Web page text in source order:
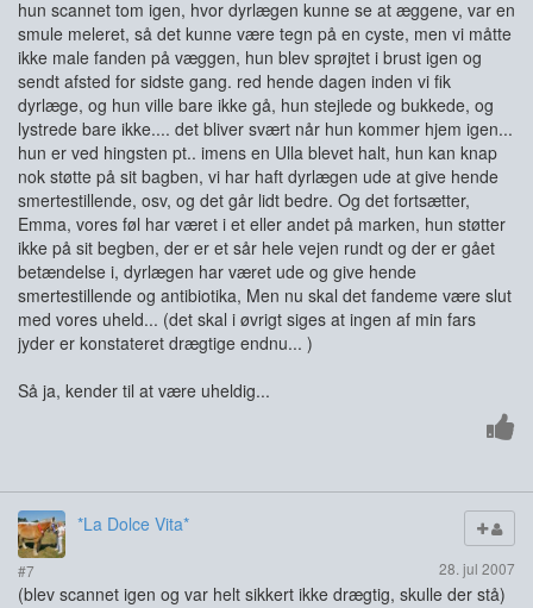
hun scannet tom igen, hvor dyrlægen kunne se at æggene, var en
smule meleret, så det kunne være tegn på en cyste, men vi måtte
ikke male fanden på væggen, hun blev sprøjtet i brust igen og
sendt afsted for sidste gang. red hende dagen inden vi fik
dyrlæge, og hun ville bare ikke gå, hun stejlede og bukkede, og
lystrede bare ikke.... det bliver svært når hun kommer hjem igen...
hun er ved hingsten pt.. imens en Ulla blevet halt, hun kan knap
nok støtte på sit bagben, vi har haft dyrlægen ude at give hende
smertestillende, osv, og det går lidt bedre. Og det fortsætter,
Emma, vores føl har været i et eller andet på marken, hun støtter
ikke på sit begben, der er et sår hele vejen rundt og der er gået
betændelse i, dyrlægen har været ude og give hende
smertestillende og antibiotika, Men nu skal det fandeme være slut
med vores uheld... (det skal i øvrigt siges at ingen af min fars
jyder er konstateret drægtige endnu... )
Så ja, kender til at være uheldig...
*La Dolce Vita*
#7 28. jul 2007
(blev scannet igen og var helt sikkert ikke drægtig, skulle der stå)